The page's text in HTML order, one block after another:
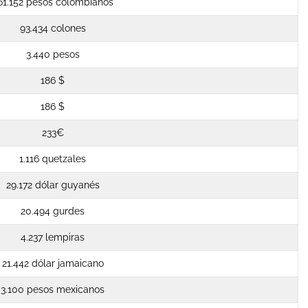
93.434 colones
3.440 pesos
186 $
186 $
233€
1.116 quetzales
29.172 dólar guyanés
20.494 gurdes
4.237 lempiras
21.442 dólar jamaicano
3.100 pesos mexicanos